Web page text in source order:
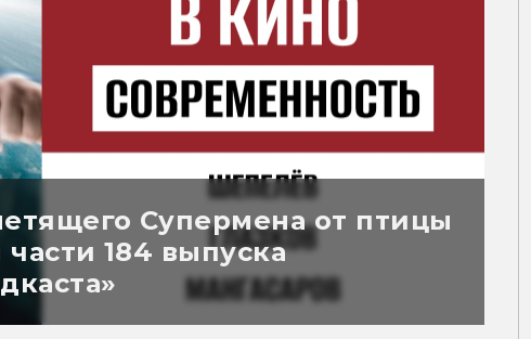
Супермена от птицы
184 выпуска